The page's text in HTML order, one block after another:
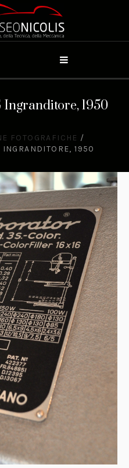
1950
FOTOGRAFICHE /
INGRANDITORE, 1950